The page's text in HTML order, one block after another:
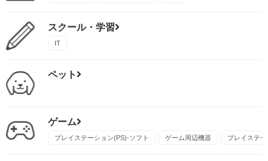
スクール・学習
IT
ペット
ゲーム
プレイステーション(PS)-ソフト ゲーム周辺機器 プレイステ